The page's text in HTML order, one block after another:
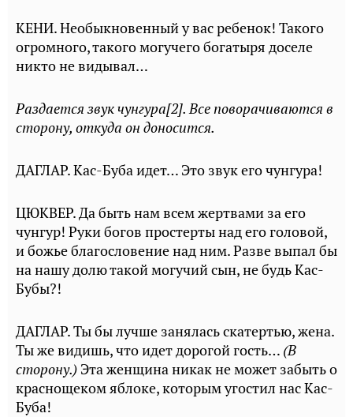
КЕНИ. Необыкновенный у вас ребенок! Такого
огромного, такого могучего богатыря доселе
никто не видывал…
Раздается звук чунгура[2]. Все поворачиваются в
сторону, откуда он доносится.
ДАГЛАР. Кас-Буба идет… Это звук его чунгура!
ЦЮКВЕР. Да быть нам всем жертвами за его
чунгур! Руки богов простерты над его головой,
и божье благословение над ним. Разве выпал бы
на нашу долю такой могучий сын, не будь Кас-
Бубы?!
ДАГЛАР. Ты бы лучше занялась скатертью, жена.
Ты же видишь, что идет дорогой гость… (В
сторону.) Эта женщина никак не может забыть о
краснощеком яблоке, которым угостил нас Кас-
Буба!